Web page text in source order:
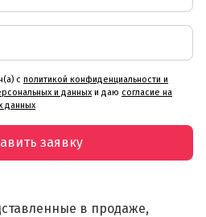
с политикой конфиденциальности и
и данных и даю согласие на
данных
заявку
в продаже,